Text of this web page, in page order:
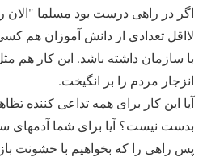
اگر در راهی درست بود مسلما
لااقل تعدادی از دانش آموزان هم
با سازمان داشته باشد. این کار هم
انزجار مردم را بر انگیخت.
آیا این کار برای همه تداعی کننده
بدست نیست؟ آیا برای شما آدمهای
پس راهی را که بخواهیم با خشونت